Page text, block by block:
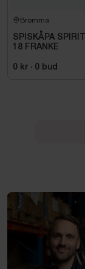
Bromma
SPISKÅPA
18 FRANKE
0 kr · 0 bud